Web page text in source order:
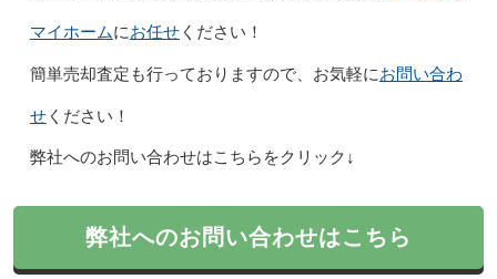
マイホームにお任せください！
簡単売却査定も行っておりますので、お気軽にお問い合わ
せください！
弊社へのお問い合わせはこちらをクリック↓
弊社へのお問い合わせはこちら